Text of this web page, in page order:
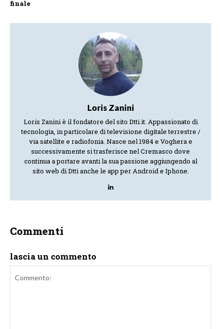
finale
Loris Zanini
Loris Zanini è il fondatore del sito Dtti.it. Appassionato di
tecnologia, in particolare di televisione digitale terrestre /
via satellite e radiofonia. Nasce nel 1984 e Voghera e
successivamente si trasferisce nel Cremasco dove
continua a portare avanti la sua passione aggiungendo al
sito web di Dtti anche le app per Android e Iphone.
Commenti
lascia un commento